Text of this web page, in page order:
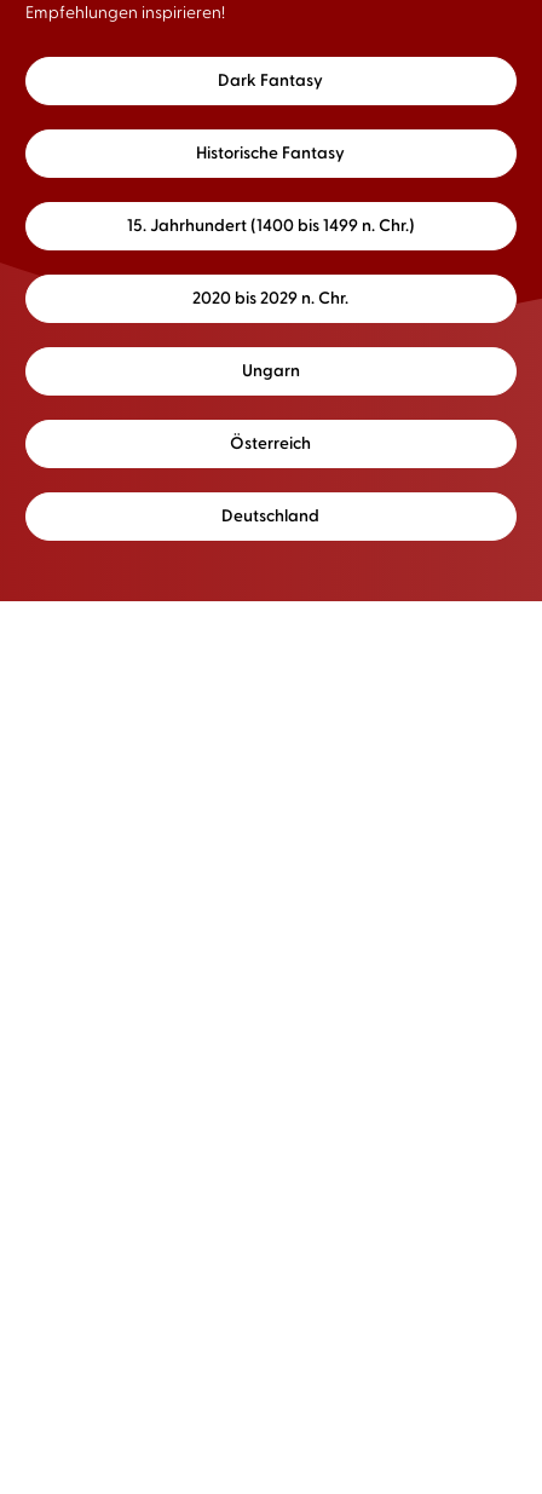
Empfehlungen inspirieren!
Dark Fantasy
Historische Fantasy
15. Jahrhundert (1400 bis 1499 n. Chr.)
2020 bis 2029 n. Chr.
Ungarn
Österreich
Deutschland